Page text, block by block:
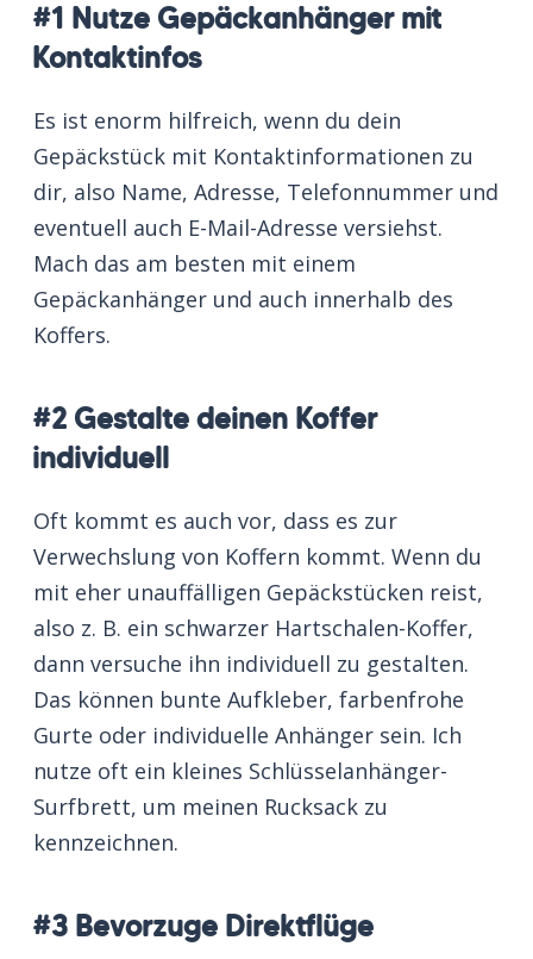
#1 Nutze Gepäckanhänger mit
Kontaktinfos
Es ist enorm hilfreich, wenn du dein
Gepäckstück mit Kontaktinformationen zu
dir, also Name, Adresse, Telefonnummer und
eventuell auch E-Mail-Adresse versiehst.
Mach das am besten mit einem
Gepäckanhänger und auch innerhalb des
Koffers.
#2 Gestalte deinen Koffer
individuell
Oft kommt es auch vor, dass es zur
Verwechslung von Koffern kommt. Wenn du
mit eher unauffälligen Gepäckstücken reist,
also z. B. ein schwarzer Hartschalen-Koffer,
dann versuche ihn individuell zu gestalten.
Das können bunte Aufkleber, farbenfrohe
Gurte oder individuelle Anhänger sein. Ich
nutze oft ein kleines Schlüsselanhänger-
Surfbrett, um meinen Rucksack zu
kennzeichnen.
#3 Bevorzuge Direktflüge